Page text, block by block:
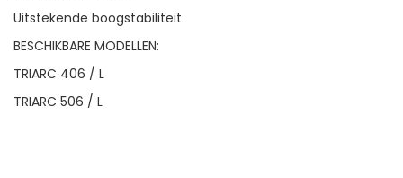
Uitstekende boogstabiliteit
BESCHIKBARE MODELLEN:
TRIARC 406 / L
TRIARC 506 / L